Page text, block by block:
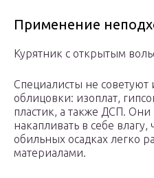
Применение
Курятник с открытым
Специалисты не советуют
облицовки: изоплат,
пластик, а также ДСП. Они
накапливать в себе влагу,
обильных осадках легко
материалами.